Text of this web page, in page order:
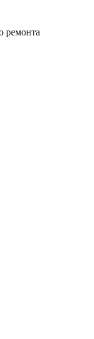
ремонта